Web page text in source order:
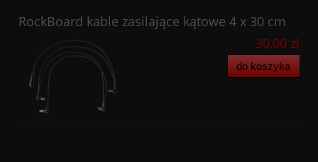
RockBoard kable zasilające kątowe 4 x 30 cm
30,00 zł
do koszyka